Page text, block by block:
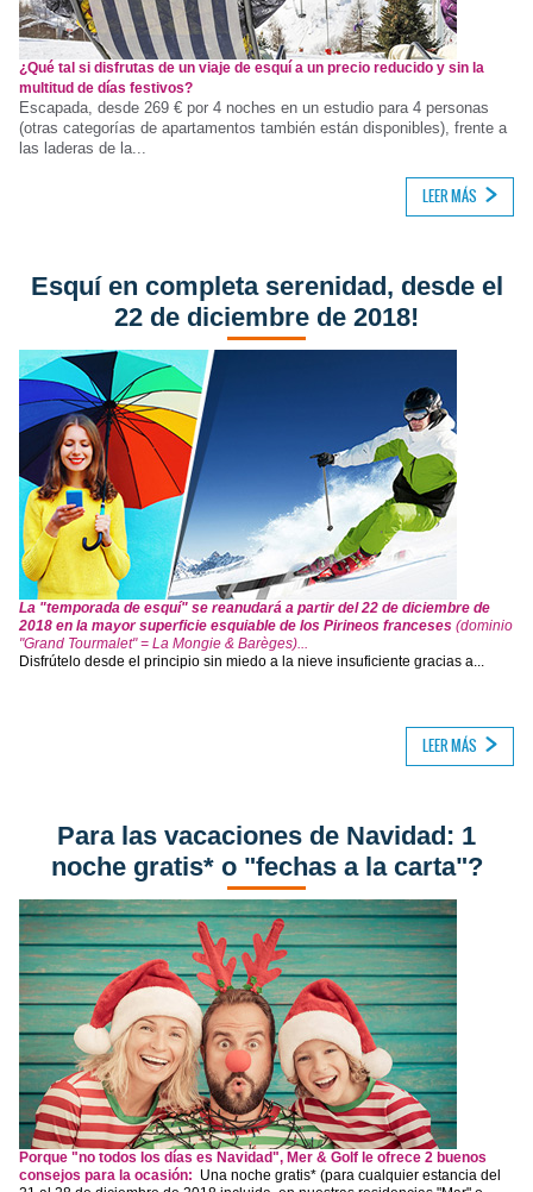
¿Qué tal si disfrutas de un viaje de esquí a un precio reducido y sin la
multitud de días festivos?
Escapada, desde 269 € por 4 noches en un estudio para 4 personas
(otras categorías de apartamentos también están disponibles), frente a
las laderas de la...
LEER MÁS
Esquí en completa serenidad, desde el
22 de diciembre de 2018!
La "temporada de esquí" se reanudará a partir del 22 de diciembre de
2018 en la mayor superficie esquiable de los Pirineos franceses (dominio
"Grand Tourmalet" = La Mongie & Barèges)...
Disfrútelo desde el principio sin miedo a la nieve insuficiente gracias a...
LEER MÁS
Para las vacaciones de Navidad: 1
noche gratis* o "fechas a la carta"?
Porque "no todos los días es Navidad", Mer & Golf le ofrece 2 buenos
consejos para la ocasión: Una noche gratis* (para cualquier estancia del